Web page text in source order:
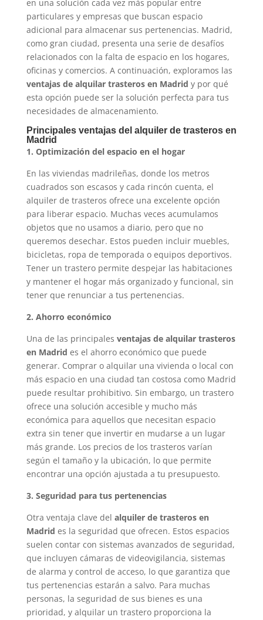
en una solución cada vez más popular entre
particulares y empresas que buscan espacio
adicional para almacenar sus pertenencias. Madrid,
como gran ciudad, presenta una serie de desafíos
relacionados con la falta de espacio en los hogares,
oficinas y comercios. A continuación, exploramos las
ventajas de alquilar trasteros en Madrid y por qué
esta opción puede ser la solución perfecta para tus
necesidades de almacenamiento.
Principales ventajas del alquiler de trasteros en
Madrid
1. Optimización del espacio en el hogar
En las viviendas madrileñas, donde los metros
cuadrados son escasos y cada rincón cuenta, el
alquiler de trasteros ofrece una excelente opción
para liberar espacio. Muchas veces acumulamos
objetos que no usamos a diario, pero que no
queremos desechar. Estos pueden incluir muebles,
bicicletas, ropa de temporada o equipos deportivos.
Tener un trastero permite despejar las habitaciones
y mantener el hogar más organizado y funcional, sin
tener que renunciar a tus pertenencias.
2. Ahorro económico
Una de las principales ventajas de alquilar trasteros
en Madrid es el ahorro económico que puede
generar. Comprar o alquilar una vivienda o local con
más espacio en una ciudad tan costosa como Madrid
puede resultar prohibitivo. Sin embargo, un trastero
ofrece una solución accesible y mucho más
económica para aquellos que necesitan espacio
extra sin tener que invertir en mudarse a un lugar
más grande. Los precios de los trasteros varían
según el tamaño y la ubicación, lo que permite
encontrar una opción ajustada a tu presupuesto.
3. Seguridad para tus pertenencias
Otra ventaja clave del alquiler de trasteros en
Madrid es la seguridad que ofrecen. Estos espacios
suelen contar con sistemas avanzados de seguridad,
que incluyen cámaras de videovigilancia, sistemas
de alarma y control de acceso, lo que garantiza que
tus pertenencias estarán a salvo. Para muchas
personas, la seguridad de sus bienes es una
prioridad, y alquilar un trastero proporciona la